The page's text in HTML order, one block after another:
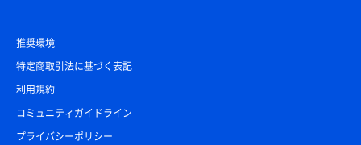
推奨環境
特定商取引法に基づく表記
利用規約
コミュニティガイドライン
プライバシーポリシー